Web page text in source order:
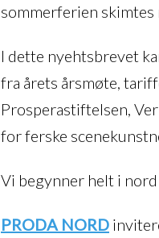
sommerferien
I dette nyehtsbrevet
fra årets årsmøte,
Prosperastiftelsen,
for ferske
Vi begynner helt i
PRODA NORD